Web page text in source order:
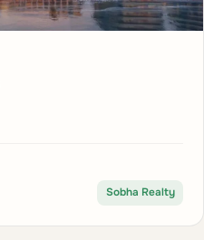
Sobha Realty